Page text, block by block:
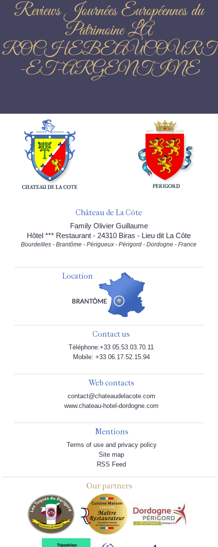
Reviews Journées Européennes du
Patrimoine LA
ROCHEBEAUCOURT
-ET-ARGENTINE
Château de La Côte
Family Olivier Guillaume
Hôtel *** Restaurant - 24310 Biras - Lieu dit La Côte
Bourdeilles - Brantôme - Périgueux - Périgord - Dordogne - France
Location
Contact us
Téléphone:+33 05.53.03.70.11
Mobile: +33 06.17.52.15.94
Web contacts
contact@chateaudelacote.com
www.chateau-hotel-dordogne.com
Mentions
Terms of use and privacy policy
Site map
RSS Feed
Our partners